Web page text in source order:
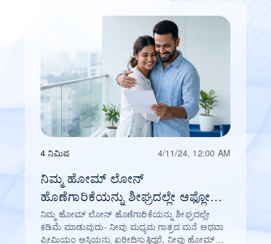
4 ನಿಮಿಷ 4/11/24, 12:00 AM
ನಿಮ್ಮ ಹೋಮ್ ಲೋನ್
ಹೊಣೆಗಾರಿಕೆಯನ್ನು ಶೀಘ್ರದಲ್ಲೇ ಆಫ್ಲೋಡ್
ಮಾಡಲಾಗುತ್ತಿದೆ
ನಿಮ್ಮ ಹೋಮ್ ಲೋನ್ ಹೊಣೆಗಾರಿಕೆಯನ್ನು ಶೀಘ್ರದಲ್ಲೇ
ಕಡಿಮೆ ಮಾಡುವುದು- ನೀವು ಮಧ್ಯಮ ಗಾತ್ರದ ಮನೆ ಅಥವಾ
ಪ್ರೀಮಿಯಂ ಆಸ್ತಿಯನ್ನು ಖರೀದಿಸುತ್ತಿದ್ದರೆ, ನೀವು ಹೋಮ್